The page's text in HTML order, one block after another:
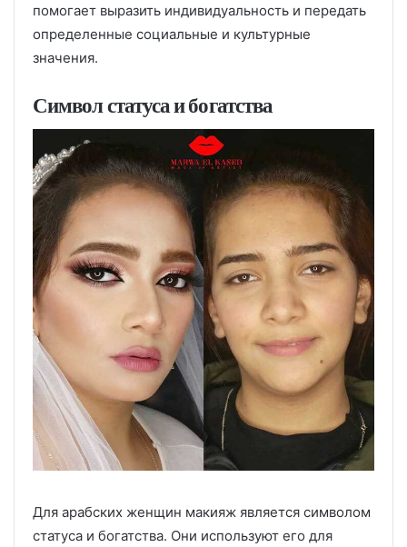
помогает выразить индивидуальность и передать
определенные социальные и культурные
значения.
Символ статуса и богатства
Для арабских женщин макияж является символом
статуса и богатства. Они используют его для